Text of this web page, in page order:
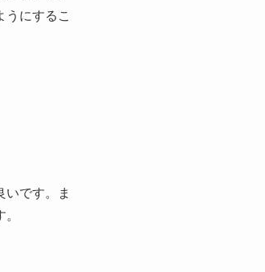
うにするこ
です。ま